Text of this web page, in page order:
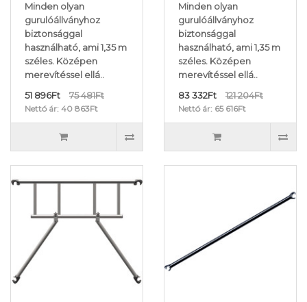
Minden olyan
gurulóállványhoz
biztonsággal
használható, ami 1,35 m
széles. Középen
merevítéssel ellá..
51 896Ft
75 481Ft
Nettó ár: 40 863Ft
Minden olyan
gurulóállványhoz
biztonsággal
használható, ami 1,35 m
széles. Középen
merevítéssel ellá..
83 332Ft
121 204Ft
Nettó ár: 65 616Ft